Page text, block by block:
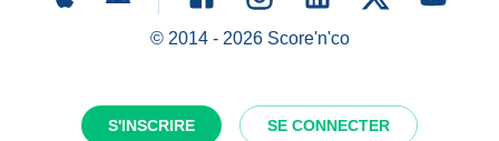
S'INSCRIRE SE CONNECTER
© 2014 - 2026Score'n'co